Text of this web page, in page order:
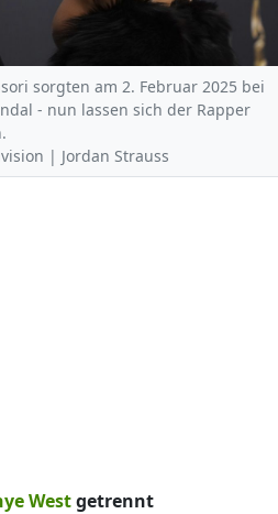
sorgten am 2. Februar 2025 bei
- nun lassen sich der Rapper
| Jordan Strauss
Westgetrennt